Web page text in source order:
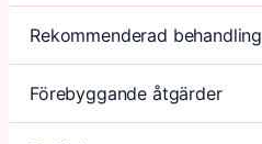
Rekommenderad behandling
Förebyggande åtgärder